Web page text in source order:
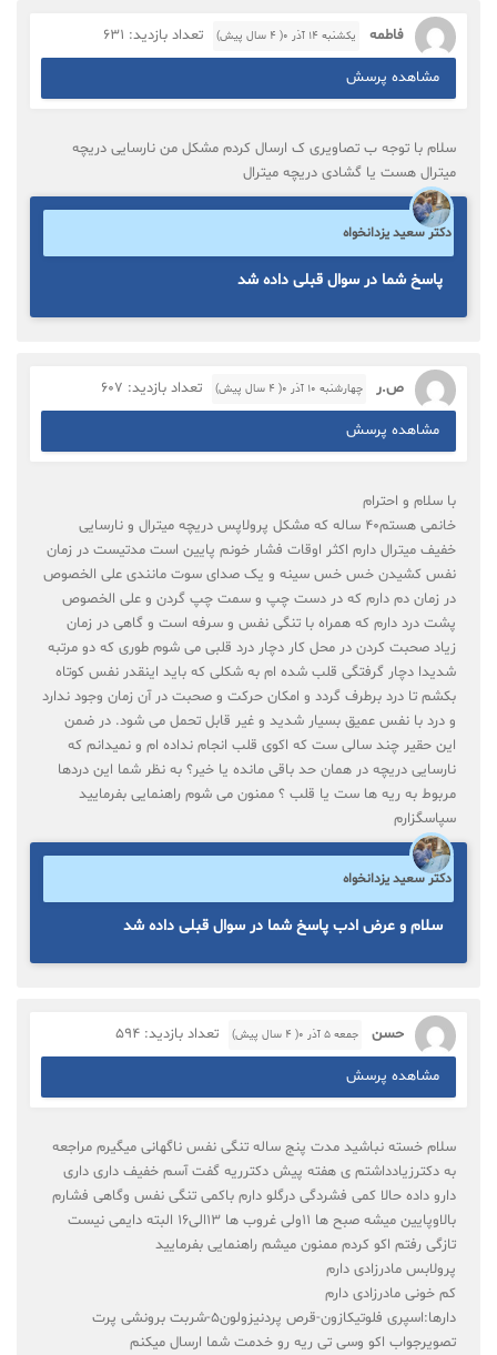
فاطمه یکشنبه ۱۴ آذر ۰( 4 سال پیش) تعداد بازدید: 631
مشاهده پرسش
سلام با توجه ب تصاویری ک ارسال کردم مشکل من نارسایی دریچه
میترال هست یا گشادی دریچه میترال
دکتر سعید یزدانخواه
پاسخ شما در سوال قبلی داده شد
ص.ر چهارشنبه ۱۰ آذر ۰( 4 سال پیش) تعداد بازدید: 607
مشاهده پرسش
با سلام و احترام
خانمی هستم40 ساله که مشکل پرولاپس دریچه میترال و نارسایی
خفیف میترال دارم اکثر اوقات فشار خونم پایین است مدتیست در زمان
نفس کشیدن خس خس سینه و یک صدای سوت مانندی علی الخصوص
در زمان دم دارم که در دست چپ و سمت چپ گردن و علی الخصوص
پشت درد دارم که همراه با تنگی نفس و سرفه است و گاهی در زمان
زیاد صحبت کردن در محل کار دچار درد قلبی می شوم طوری که دو مرتبه
شدیدا دچار گرفتگی قلب شده ام به شکلی که باید اینقدر نفس کوتاه
بکشم تا درد برطرف گردد و امکان حرکت و صحبت در آن زمان وجود ندارد
و درد با نفس عمیق بسیار شدید و غیر قابل تحمل می شود. در ضمن
این حقیر چند سالی ست که اکوی قلب انجام نداده ام و نمیدانم که
نارسایی دریچه در همان حد باقی مانده یا خیر؟ به نظر شما این دردها
مربوط به ریه ها ست یا قلب ؟ ممنون می شوم راهنمایی بفرمایید
سپاسگزارم
دکتر سعید یزدانخواه
سلام و عرض ادب پاسخ شما در سوال قبلی داده شد
حسن جمعه ۵ آذر ۰( 4 سال پیش) تعداد بازدید: 594
مشاهده پرسش
سلام خسته نباشید مدت پنج ساله تنگی نفس ناگهانی میگیرم مراجعه
به دکترزیادداشتم ی هفته پیش دکترریه گفت آسم خفیف داری داری
دارو داده حالا کمی فشردگی درگلو دارم باکمی تنگی نفس وگاهی فشارم
بالاوپایین میشه صبح ها 11ولی غروب ها ۱۳الی۱۶ البته دایمی نیست
تازگی رفتم اکو کردم ممنون میشم راهنمایی بفرمایید
پرولابس مادرزادی دارم
کم خونی مادرزادی دارم
دارها:اسپری فلوتیکازون-قرص پردنیزولون۵-شربت برونشی پرت
تصویرجواب اکو وسی تی ریه رو خدمت شما ارسال میکنم